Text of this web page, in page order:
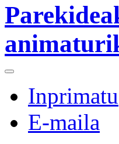
Inprimatu
E-maila